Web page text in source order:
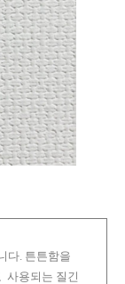
다. 튼튼함을
사용되는 질긴